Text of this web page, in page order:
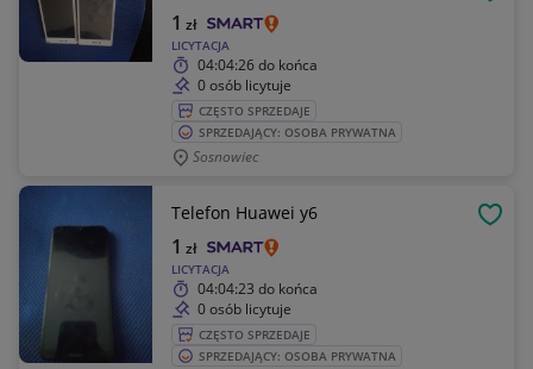
LICYTACJA
1 zł
04:04:26do końca
0 osób licytuje
CZĘSTO SPRZEDAJE
SPRZEDAJĄCY: OSOBA PRYWATNA
Sosnowiec
Telefon Huawei y6
LICYTACJA
1 zł
04:04:23 do końca
0 osób licytuje
CZĘSTO SPRZEDAJE
SPRZEDAJĄCY: OSOBA PRYWATNA